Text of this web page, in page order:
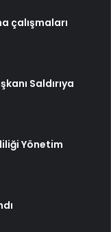
çalışmaları
Saldırıya
Yönetim